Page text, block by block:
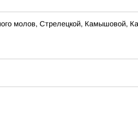
молов, Стрелецкой, Камышовой,